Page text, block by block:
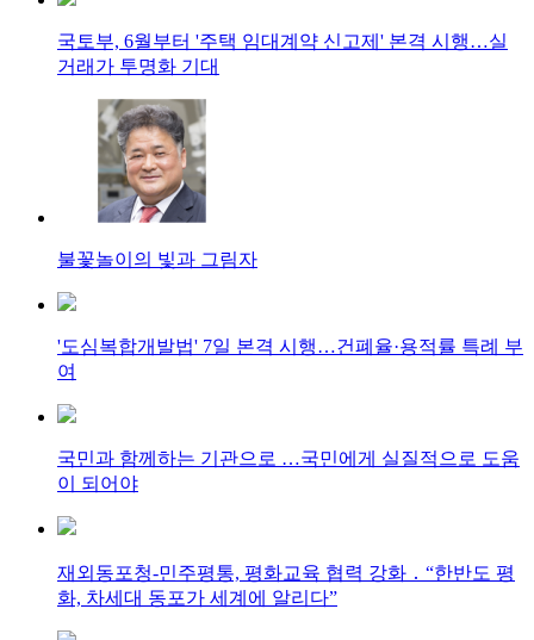
국토부, 6월부터 '주택 임대계약 신고제' 본격 시행…실
거래가 투명화 기대
불꽃놀이의 빛과 그림자
'도심복합개발법' 7일 본격 시행…건폐율·용적률 특례 부
여
국민과 함께하는 기관으로 …국민에게 실질적으로 도움
이 되어야
재외동포청-민주평통, 평화교육 협력 강화 ․ “한반도 평
화, 차세대 동포가 세계에 알리다”